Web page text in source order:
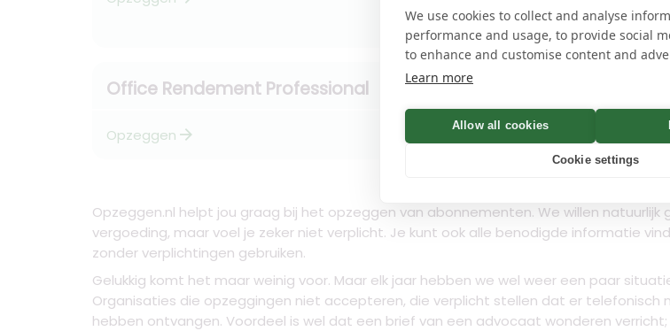
We use cookies to collect and analyse
performance and usage, to provide social
to enhance and customise content and
Learn more
Allow all cookies
Cookie settings
Opzeggenarrow_forward
Office Rendement Professional
Opzeggen arrow_forward
Salaris Rendement
Opzeggenarrow_forward
Opzeggen.nl helpt jou graag bij het opzeggen van abonnementen. We willen
vergoeding, maar voel je zeker niet verplicht. Je kunt ook alle benodigde informatie
zonder verplichtingen gebruiken.
Gelukkig komt het maar weinig voor. Maar elk jaar hebben we wel weer een paar
Organisaties die opzeggingen niet accepteren, die verplicht stellen dat er
hebben ontvangen. Voordeel is wel dat een brief van een advocaat wonderen